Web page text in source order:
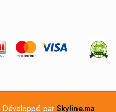
par Skyline.ma